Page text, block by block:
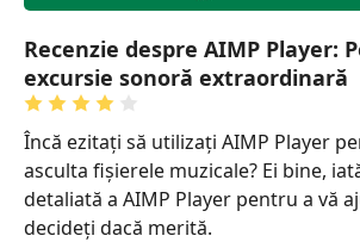
Recenzie despre AIMP Player:
excursie sonoră extraordinară
Încă ezitați să utilizați AIMP Player
asculta fișierele muzicale? Ei bine,
detaliată a AIMP Player pentru a vă
decideți dacă merită.